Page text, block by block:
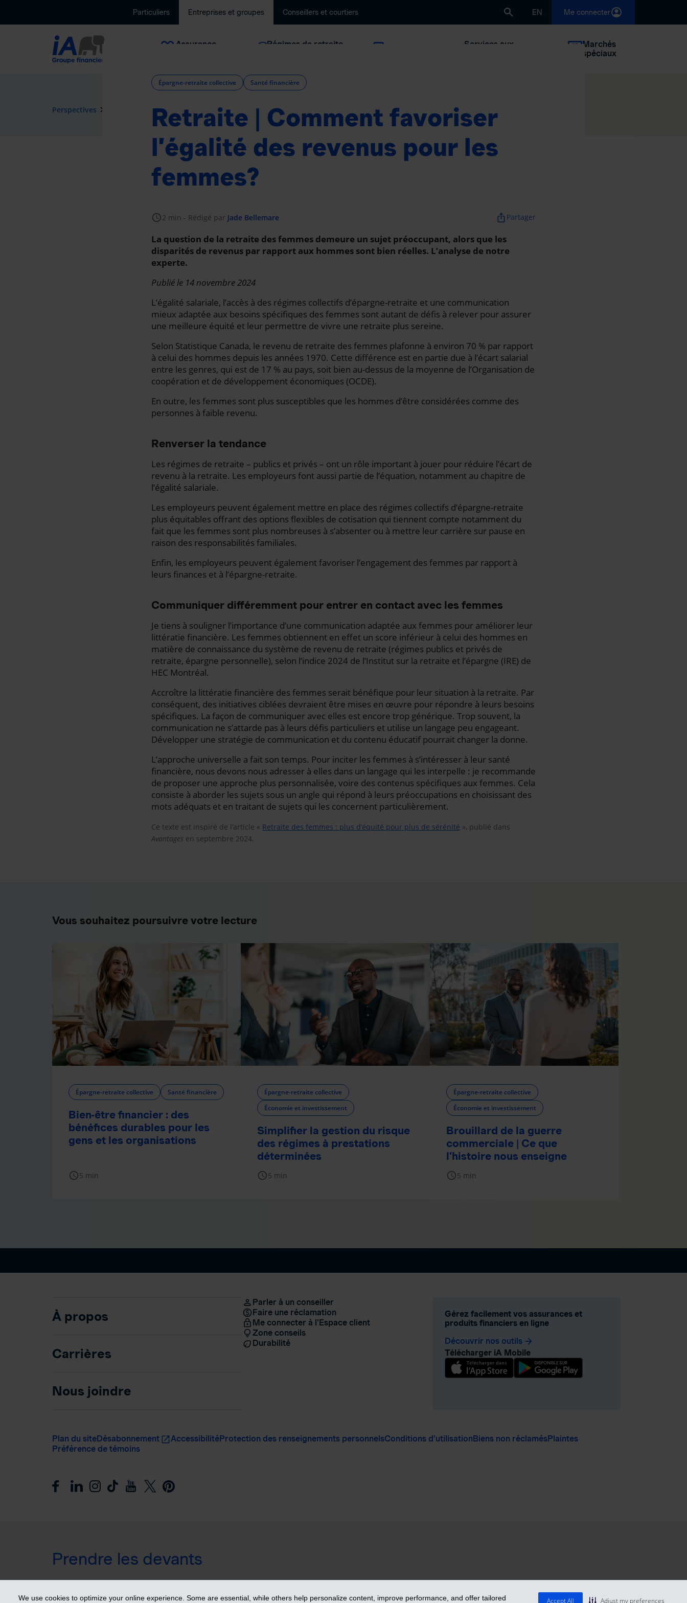
We use cookies to optimize your online experience. Some are essential, while others help personalize content, improve performance, and offer tailored Accept All Adjust my preferences
Particuliers Entreprises et groupes Conseillers et courtiers EN Me connecter
Assurance
Régimes de retraite
Services aux
Marchés
spéciaux
Perspectives navigate_next Épargne-retraite collective
Épargne-retraite collective Santé financière
Retraite | Comment favoriser
l’égalité des revenus pour les
femmes?
schedule2 min - Rédigé par Jade Bellemare ios_share Partager
La question de la retraite des femmes demeure un sujet préoccupant, alors que les
disparités de revenus par rapport aux hommes sont bien réelles. L’analyse de notre
experte.
Publié le 14 novembre 2024
L’égalité salariale, l’accès à des régimes collectifs d’épargne-retraite et une communication
mieux adaptée aux besoins spécifiques des femmes sont autant de défis à relever pour assurer
une meilleure équité et leur permettre de vivre une retraite plus sereine.
Selon Statistique Canada, le revenu de retraite des femmes plafonne à environ 70 % par rapport
à celui des hommes depuis les années 1970. Cette différence est en partie due à l’écart salarial
entre les genres, qui est de 17 % au pays, soit bien au-dessus de la moyenne de l’Organisation de
coopération et de développement économiques (OCDE).
En outre, les femmes sont plus susceptibles que les hommes d’être considérées comme des
personnes à faible revenu.
Renverser la tendance
Les régimes de retraite – publics et privés – ont un rôle important à jouer pour réduire l’écart de
revenu à la retraite. Les employeurs font aussi partie de l’équation, notamment au chapitre de
l’égalité salariale.
Les employeurs peuvent également mettre en place des régimes collectifs d’épargne-retraite
plus équitables offrant des options flexibles de cotisation qui tiennent compte notamment du
fait que les femmes sont plus nombreuses à s’absenter ou à mettre leur carrière sur pause en
raison des responsabilités familiales.
Enfin, les employeurs peuvent également favoriser l’engagement des femmes par rapport à
leurs finances et à l’épargne-retraite.
Communiquer différemment pour entrer en contact avec les femmes
Je tiens à souligner l’importance d’une communication adaptée aux femmes pour améliorer leur
littératie financière. Les femmes obtiennent en effet un score inférieur à celui des hommes en
matière de connaissance du système de revenu de retraite (régimes publics et privés de
retraite, épargne personnelle), selon l’indice 2024 de l’Institut sur la retraite et l’épargne (IRE) de
HEC Montréal.
Accroître la littératie financière des femmes serait bénéfique pour leur situation à la retraite. Par
conséquent, des initiatives ciblées devraient être mises en œuvre pour répondre à leurs besoins
spécifiques. La façon de communiquer avec elles est encore trop générique. Trop souvent, la
communication ne s’attarde pas à leurs défis particuliers et utilise un langage peu engageant.
Développer une stratégie de communication et du contenu éducatif pourrait changer la donne.
L’approche universelle a fait son temps. Pour inciter les femmes à s’intéresser à leur santé
financière, nous devons nous adresser à elles dans un langage qui les interpelle : je recommande
de proposer une approche plus personnalisée, voire des contenus spécifiques aux femmes. Cela
consiste à aborder les sujets sous un angle qui répond à leurs préoccupations en choisissant des
mots adéquats et en traitant de sujets qui les concernent particulièrement.
Ce texte est inspiré de l’article « Retraite des femmes : plus d’équité pour plus de sérénité », publié dans
Avantages en septembre 2024.
Vous souhaitez poursuivre votre lecture
Épargne-retraite collective Santé financière
Bien-être financier : des
bénéfices durables pour les
gens et les organisations
schedule5 min
Épargne-retraite collective
Économie et investissement
Simplifier la gestion du risque
des régimes à prestations
déterminées
schedule5 min
Épargne-retraite collective
Économie et investissement
Brouillard de la guerre
commerciale | Ce que
l’histoire nous enseigne
schedule5 min
À propos
Carrières
Nous joindre
Parler à un conseiller
Faire une réclamation
Me connecter à l’Espace client
Zone conseils
Durabilité
Gérez facilement vos assurances et
produits financiers en ligne
Découvrir nos outils arrow_forward
Télécharger iA Mobile
Plan du siteDésabonnement AccessibilitéProtection des renseignements personnelsConditions d’utilisationBiens non réclamésPlaintes
Préférence de témoins
Prendre les devants
© 2026 Industrielle Alliance, Assurance et services financiers inc. - iA Groupe financier. Tous droits réservés.